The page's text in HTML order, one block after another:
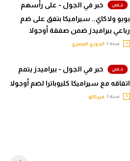
خبر في الجول - على رأسهم
بوبو ولاكاي.. سيراميكا بتفق على ضم
رباعي بيراميدز ضمن صفقة أوجولا
سنه | الدوري المصري
خبر في الجول - بيراميدز يتمم
اتفاقه مع سيراميكا كليوباترا لضم أوجولا
سنه | ميركاتو